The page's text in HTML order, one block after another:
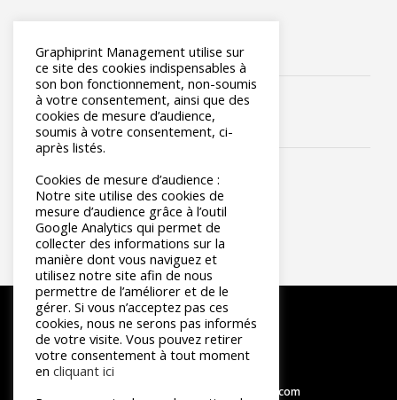
contact@graphiprint-management.com
Graphiprint Management utilise sur
ce site des cookies indispensables à
son bon fonctionnement, non-soumis
à votre consentement, ainsi que des
cookies de mesure d’audience,
soumis à votre consentement, ci-
après listés.
Cookies de mesure d’audience :
Notre site utilise des cookies de
mesure d’audience grâce à l’outil
Google Analytics qui permet de
collecter des informations sur la
manière dont vous naviguez et
utilisez notre site afin de nous
permettre de l’améliorer et de le
gérer. Si vous n’acceptez pas ces
cookies, nous ne serons pas informés
de votre visite. Vous pouvez retirer
votre consentement à tout moment
en cliquant ici